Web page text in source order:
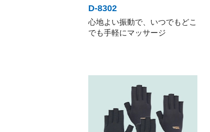
D-8302
心地よい振動で、いつでもどこ
でも手軽にマッサージ